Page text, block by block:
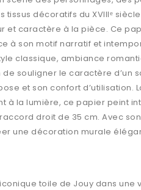
décoratifs du XVIIIᵉ
caractère à la pièce. Ce
à son motif narratif et
classique, ambiance
souligner le caractère d’un
et son confort d’utilisation.
la lumière, ce papier peint
droit de 35 cm. Avec
une décoration murale
toile de Jouy dans